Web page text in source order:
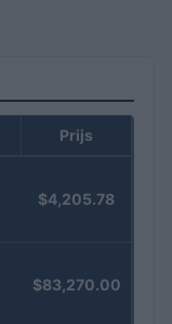
Prijs
$4,205.78
$83,270.00